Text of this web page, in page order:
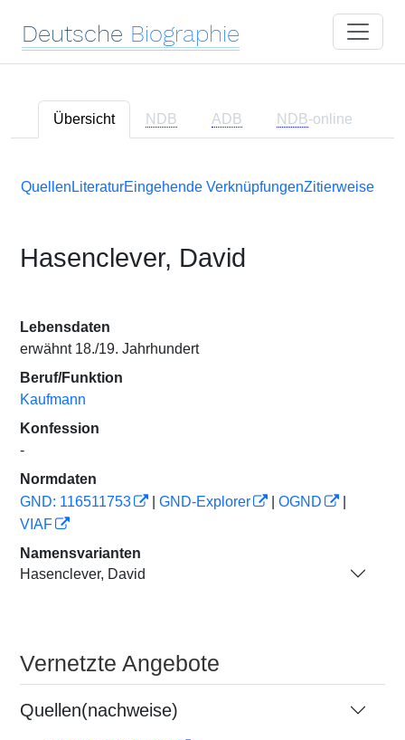
Deutsche Biographie
Übersicht NDB ADB NDB-online
Quellen LiteraturEingehende VerknüpfungenZitierweise
Hasenclever, David
Lebensdaten
erwähnt 18./19. Jahrhundert
Beruf/Funktion
Kaufmann
Konfession
-
Normdaten
GND: 116511753
GND-Explorer OGND
VIAF
Namensvarianten
Hasenclever, David
Vernetzte Angebote
Quellen(nachweise)